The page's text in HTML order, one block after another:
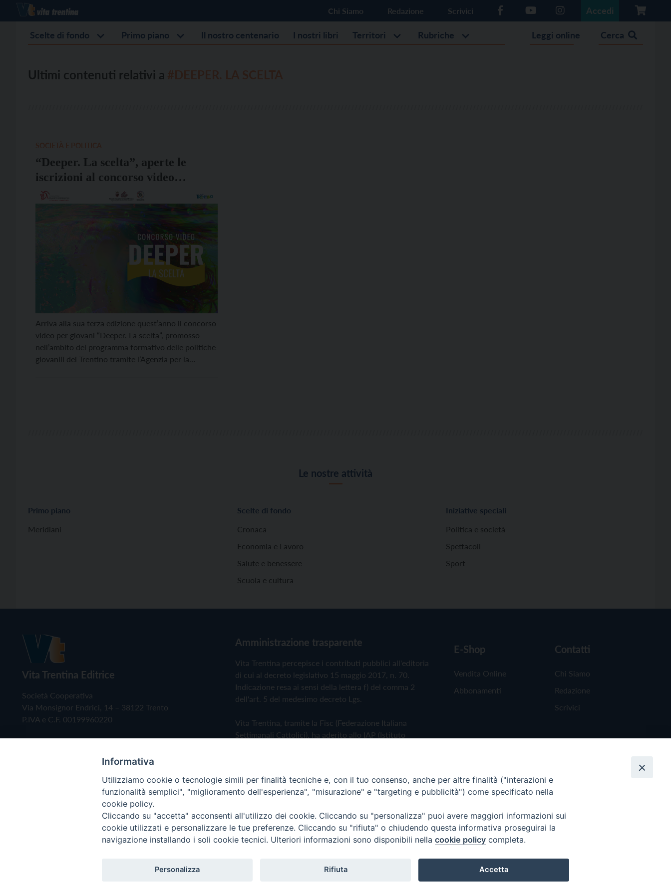
Chi Siamo Redazione Scrivici Accedi
Scelte di fondo Primo piano Il nostro centenario I nostri libri Territori Rubriche Leggi online Cerca
Ultimi contenuti relativi a
“Deeper. La scelta”, aperte le
iscrizioni al concorso video
dedicato ai giovani
Arriva alla sua terza edizione quest’anno il concorso
video per giovani “Deeper. La scelta”, promosso
nell’ambito del programma formativo delle politiche
giovanili del Trentino tramite l’Agenzia per la
Le nostre attività
Primo piano
Meridiani
Scelte di fondo
Cronaca
Economia e Lavoro
Salute e benessere
Scuola e cultura
Iniziative speciali
Politica e società
Spettacoli
Sport
Vita Trentina Editrice
Società Cooperativa
Via Monsignor Endrici, 14 – 38122 Trento
P.IVA e C.F. 00199960220
Amministrazione trasparente
Vita Trentina percepisce i contributi pubblici all'editoria
di cui al decreto legislativo 15 maggio 2017, n. 70.
Indicazione resa ai sensi della lettera f) del comma 2
dell'art. 5 del medesimo decreto Lgs.
Vita Trentina, tramite la Fisc (Federazione Italiana
Settimanali Cattolici), ha aderito allo IAP (Istituto
Privacy Policy Cookie Policy
E-Shop
Vendita Online
Abbonamenti
Contatti
Chi Siamo
Redazione
Scrivici
Copyright © 2019 - Tutti i diritti riservati - Vita Trentina Editrice
Informativa
Utilizziamo cookie o tecnologie simili per finalità tecniche e, con il tuo consenso, anche per altre finalità ("interazioni e
funzionalità semplici", "miglioramento dell'esperienza", "misurazione" e "targeting e pubblicità") come specificato nella
cookie policy.
Cliccando su "accetta" acconsenti all'utilizzo dei cookie. Cliccando su "personalizza" puoi avere maggiori informazioni sui
cookie utilizzati e personalizzare le tue preferenze. Cliccando su "rifiuta" o chiudendo questa informativa proseguirai la
navigazione installando i soli cookie tecnici. Ulteriori informazioni sono disponibili nella cookie policy completa.
Personalizza Rifiuta Accetta